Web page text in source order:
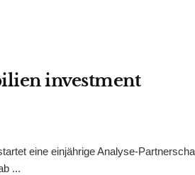
investment
eine einjährige Analyse-
...